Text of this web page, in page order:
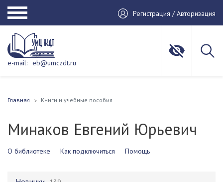
Регистрация / Авторизация
e-mail: eb@umczdt.ru
Главная Книги и учебные пособия
Минаков Евгений Юрьевич
О библиотеке Как подключиться Помощь